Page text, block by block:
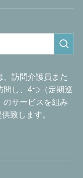
、訪問介護員また
問し、4つ（定期巡
のサービスを組み
致します。